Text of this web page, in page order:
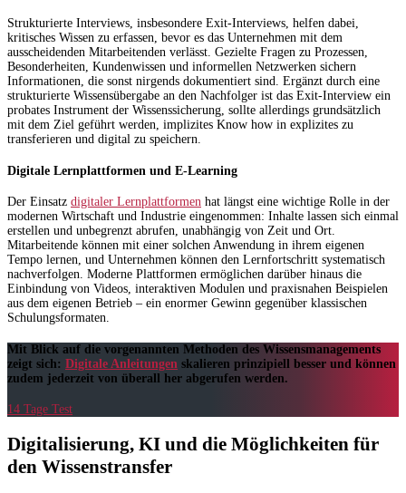
Strukturierte Interviews, insbesondere Exit-Interviews, helfen dabei,
kritisches Wissen zu erfassen, bevor es das Unternehmen mit dem
ausscheidenden Mitarbeitenden verlässt. Gezielte Fragen zu Prozessen,
Besonderheiten, Kundenwissen und informellen Netzwerken sichern
Informationen, die sonst nirgends dokumentiert sind. Ergänzt durch eine
strukturierte Wissensübergabe an den Nachfolger ist das Exit-Interview ein
probates Instrument der Wissenssicherung, sollte allerdings grundsätzlich
mit dem Ziel geführt werden, implizites Know how in explizites zu
transferieren und digital zu speichern.
Digitale Lernplattformen und E-Learning
Der Einsatz digitaler Lernplattformen hat längst eine wichtige Rolle in der
modernen Wirtschaft und Industrie eingenommen: Inhalte lassen sich einmal
erstellen und unbegrenzt abrufen, unabhängig von Zeit und Ort.
Mitarbeitende können mit einer solchen Anwendung in ihrem eigenen
Tempo lernen, und Unternehmen können den Lernfortschritt systematisch
nachverfolgen. Moderne Plattformen ermöglichen darüber hinaus die
Einbindung von Videos, interaktiven Modulen und praxisnahen Beispielen
aus dem eigenen Betrieb – ein enormer Gewinn gegenüber klassischen
Schulungsformaten.
Mit Blick auf die vorgenannten Methoden des Wissensmanagements
zeigt sich: Digitale Anleitungen skalieren prinzipiell besser und können
zudem jederzeit von überall her abgerufen werden.
14 Tage Test
Digitalisierung, KI und die Möglichkeiten für
den Wissenstransfer